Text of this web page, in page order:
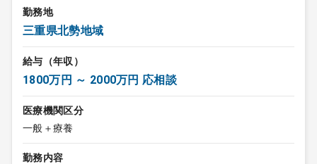
勤務地
三重県北勢地域
給与（年収）
1800万円 ～ 2000万円 応相談
医療機関区分
一般＋療養
勤務内容